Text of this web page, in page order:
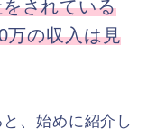
されている
万の収入は見
、始めに紹介し